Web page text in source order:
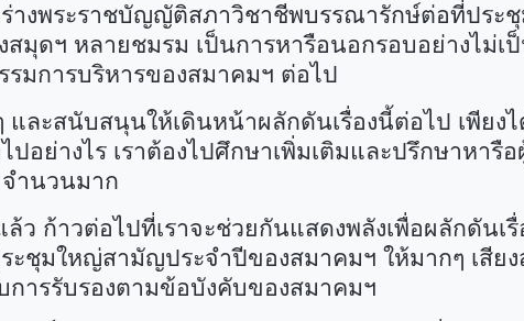
พระราชบัญญัติสภาวิชาชีพบรรณารักษ์ต่อที่ประชุ
ดฯ หลายชมรม เป็นการหารือนอกรอบอย่างไม่เ
มการบริหารของสมาคมฯ ต่อไป
ะสนับสนุนให้เดินหน้าผลักดันเรื่องนี้ต่อไป เพียงไ
ย่างไร เราต้องไปศึกษาเพิ่มเติมและปรึกษาหารือ
จำนวนมาก
าวต่อไปที่เราจะช่วยกันแสดงพลังเพื่อผลักดันเรื่
ะชุมใหญ่สามัญประจำปีของสมาคมฯ ให้มากๆ เสีย
การรับรองตามข้อบังคับของสมาคมฯ